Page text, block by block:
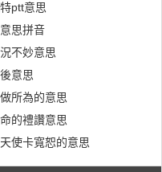
ptt意思
思拼音
不妙意思
意思
所為的意思
的禮讚意思
使卡寬恕的意思